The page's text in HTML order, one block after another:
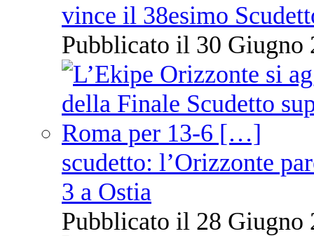
vince il 38esimo
Pubblicato il 30 Giugno
scudetto: l’Orizzonte
3 a Ostia
Pubblicato il 28 Giugno